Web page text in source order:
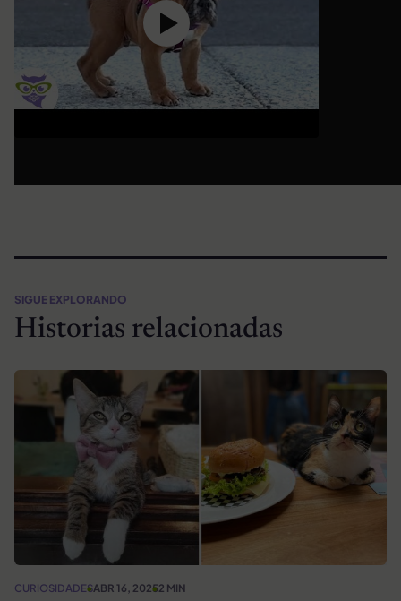
SIGUE EXPLORANDO
Historias relacionadas
CURIOSIDADESABR 16, 20252 MIN